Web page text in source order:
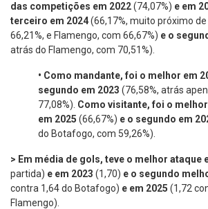
das competições em 2022(74,07%) e em
terceiro em 2024(66,17%, muito próximo
66,21%, e Flamengo, com 66,67%) e o
atrás do Flamengo, com 70,51%).
• Como mandante, foi o melhor em
segundo em 2023 (76,58%, atrás
77,08%). Como visitante, foi o
em 2025 (66,67%) e o segundo em
do Botafogo, com 59,26%).
> Em média de gols, teve o melhor ataque
partida) e em 2023 (1,70) e o segundo
contra 1,64 do Botafogo) e em 2025 (1,72
Flamengo).